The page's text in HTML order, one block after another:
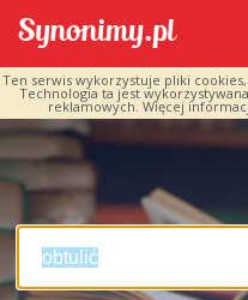
Ten serwis wykorzystuje pliki
Technologia ta jest
reklamowych. Więcej